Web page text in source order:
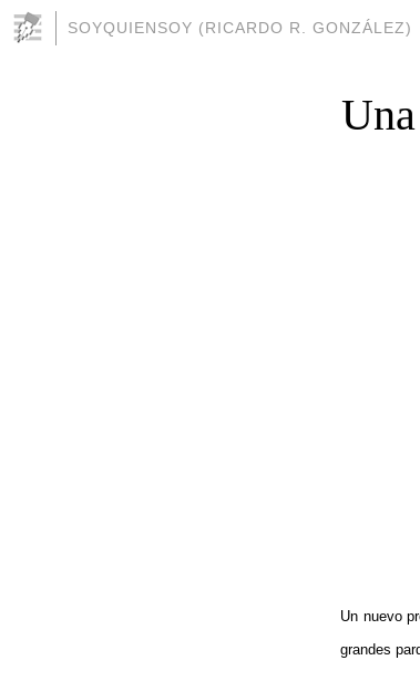
SOYQUIENSOY (RICARDO R. GONZÁLEZ)
Un nuevo
grandes